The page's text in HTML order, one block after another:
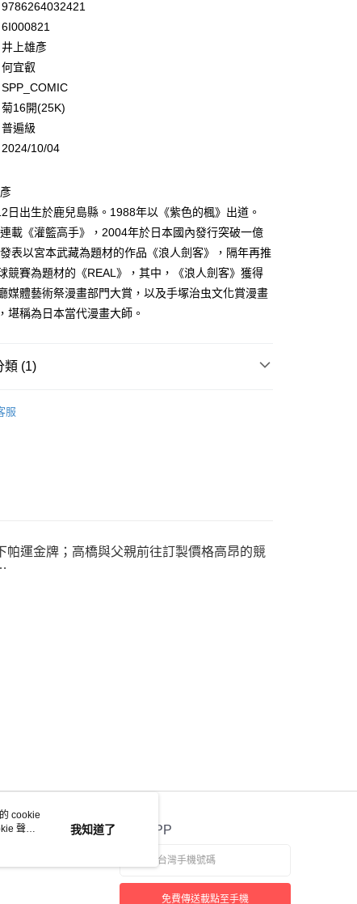
付是「在收到商品之後才付款」的支付方式。 讓您購物簡單
需註冊會員、不需綁卡、不需儲值。
要手機號碼，簡訊認證，即可結帳。
確認商品／服務後，再付款。
式選擇「AFTEE先享後付」後，將跳轉至「AFTEE先享後
，進行簡訊認證並確認金額後，即可完成結帳。
數日內，您將收到繳費通知簡訊。
通知簡訊後14天內，點擊此簡訊中的連結，可透過四大超商
銀行／等多元方式進行付款，方視為交易完成。
帳手續完成當下不需立刻繳費，但若您需要取消訂單，請聯
店家。未經商家同意取消之訂單仍視為有效，需透過AFTEE
相關費用。
功請以「AFTEE先享後付 」之結帳頁面顯示為準，若有關於
心」https://netprotections.freshdesk.com/support/home
服務之必要範圍內提供個人資料，並將交易相關給付款項請
恩沛科技股份有限公司。
使用者請事先徵得法定代理人或監護人之同意方可使用
滿NT$500(含以上)免運費
貨
滿NT$500(含以上)免運費
款
滿NT$500(含以上)免運費
取貨
滿NT$500(含以上)免運費
滿NT$500(含以上)免運費
滿NT$500(含以上)免運費
上雄彥
宜叡
16開(25K)
遍級
2024/10/04
日出生於鹿兒島縣。1988年以《紫色的楓》出道。
載《灌籃高手》，2004年於日本國內發行突破一億
表以宮本武藏為題材的作品《浪人劍客》，隔年再推
競賽為題材的《REAL》，其中，《浪人劍客》獲得
媒體藝術祭漫畫部門大賞，以及手塚治虫文化賞漫畫
堪稱為日本當代漫畫大師。
類 (1)
服
運金牌；高橋與父親前往訂製價格高昂的競
官方APP
免費傳送載點至手機
cookie
聲明
我知道了